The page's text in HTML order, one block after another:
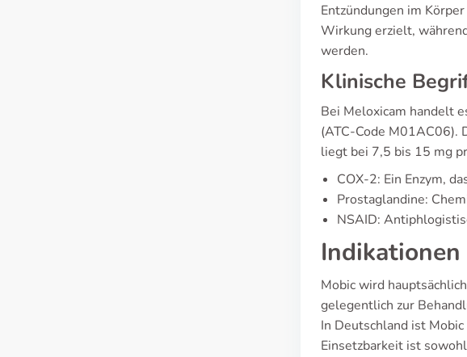
Entzündungen im
Wirkung erzielt,
werden.
Klinische
Bei Meloxicam handelt
(ATC-Code M01AC06).
liegt bei 7,5 bis 15 mg
COX-2: Ein Enzym,
Prostaglandine:
NSAID:
Mobic wird
gelegentlich zur
In Deutschland ist
Einsetzbarkeit ist